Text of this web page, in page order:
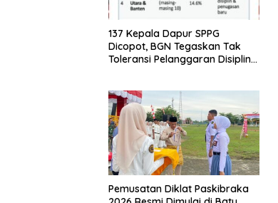
137 Kepala Dapur SPPG
Dicopot, BGN Tegaskan Tak
Toleransi Pelanggaran Disiplin
Pemusatan Diklat Paskibraka